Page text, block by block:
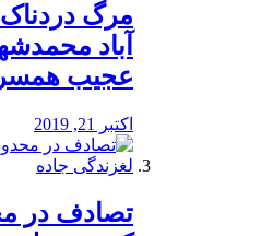
مرگ
آباد
عجیب
اکتبر 21, 2019
تصادف در